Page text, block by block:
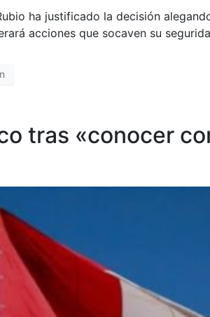
ha justificado la decisión
acciones que socaven su
tras «conocer